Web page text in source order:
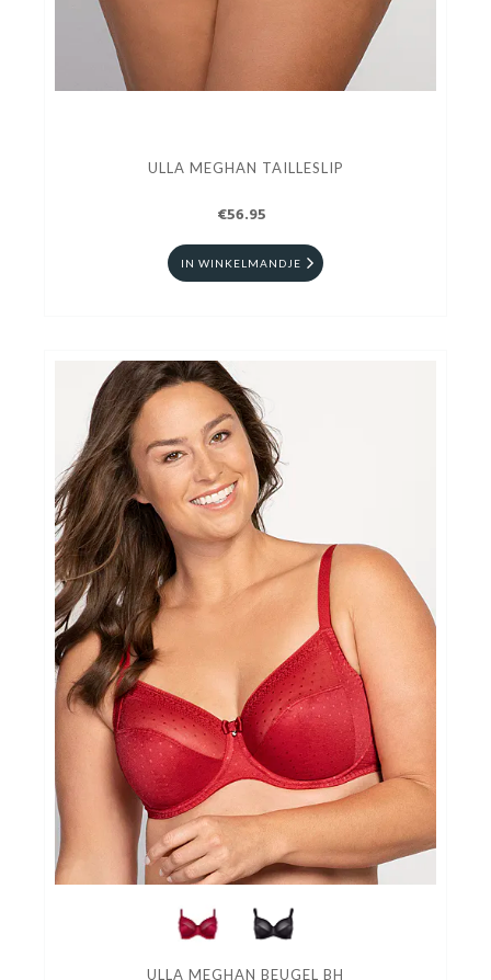
ULLA MEGHAN TAILLESLIP
€56.95
IN WINKELMANDJE
ULLA MEGHAN BEUGEL BH